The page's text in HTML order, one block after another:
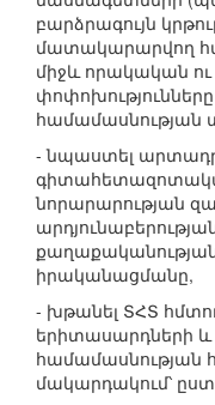
բարձրագույն
մատակարարվող
միջև որակական
համամասնության
- նպաստել
նորարարության
իրականացմանը,
- խթանել ՏՀՏ
երիտասարդների
համամասնության
մակարդակում՝